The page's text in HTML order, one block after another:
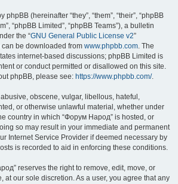
(hereinafter “they”, “them”, “their”, “phpBB
“phpBB Limited”, “phpBB Teams”), a bulletin
the “GNU General Public License v2”
can be downloaded from www.phpbb.com. The
internet-based discussions; phpBB Limited is
or conduct permitted or disallowed on this site.
phpBB, please see: https://www.phpbb.com/.
obscene, vulgar, libellous, hateful,
or otherwise unlawful material, whether under
country in which “Форум Народ” is hosted, or
so may result in your immediate and permanent
Internet Service Provider if deemed necessary by
is recorded to aid in enforcing these conditions.
reserves the right to remove, edit, move, or
at our sole discretion. As a user, you agree that any